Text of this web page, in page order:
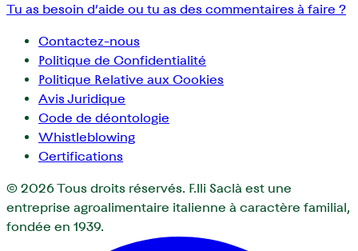
Tu as besoin d’aide ou tu as des commentaires à faire ?
Contactez-nous
Politique de Confidentialité
Politique Relative aux Cookies
Avis Juridique
Code de déontologie
Whistleblowing
Certifications
© 2026Tous droits réservés. F.lli Saclà est une
entreprise agroalimentaire italienne à caractère familial,
fondée en 1939.